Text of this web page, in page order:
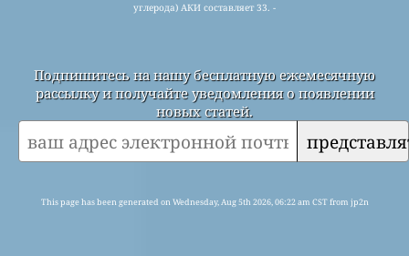
углерода) АКИ составляет 33. -
Подпишитесь на нашу бесплатную ежемесячную
рассылку и получайте уведомления о появлении
новых статей.
This page has been generated on Wednesday, Aug 5th 2026, 06:22 am CST from jp2n